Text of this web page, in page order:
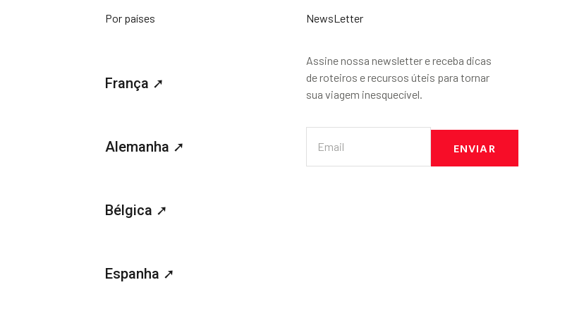
Por países
França ➚
Alemanha ➚
Bélgica ➚
Espanha ➚
NewsLetter
Assine nossa newsletter e receba dicas
de roteiros e recursos úteis para tornar
sua viagem inesquecível.
ENVIAR